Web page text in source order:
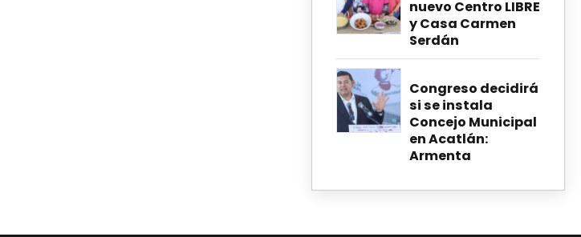
nuevo Centro LIBRE
y Casa Carmen
Serdán
Congreso decidirá
si se instala
Concejo Municipal
en Acatlán:
Armenta